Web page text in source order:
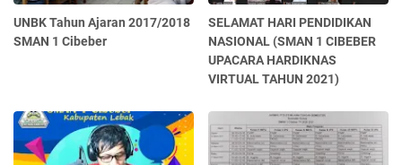
UNBK Tahun Ajaran 2017/2018
SMAN 1 Cibeber
SELAMAT HARI PENDIDIKAN
NASIONAL (SMAN 1 CIBEBER
UPACARA HARDIKNAS
VIRTUAL TAHUN 2021)